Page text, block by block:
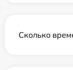
Сколько